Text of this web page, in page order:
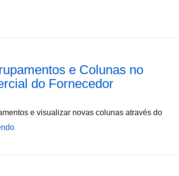
e Colunas no
do Fornecedor
e visualizar novas colunas através do